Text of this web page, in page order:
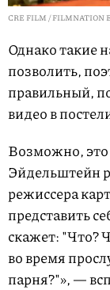
CRE FILM / FILMNATION
Однако такие
позволить,
правильный,
видео в
Возможно,
Эйдельштейн
режиссера
представить
скажет: "Что?
во время
парня?"», —